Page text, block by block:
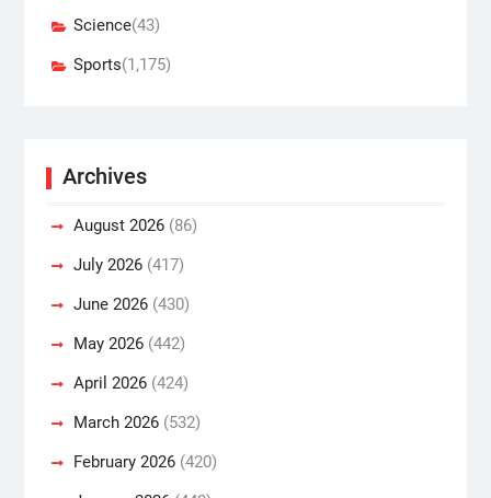
Science(43)
Sports(1,175)
Archives
August 2026(86)
July 2026(417)
June 2026(430)
May 2026(442)
April 2026(424)
March 2026(532)
February 2026(420)